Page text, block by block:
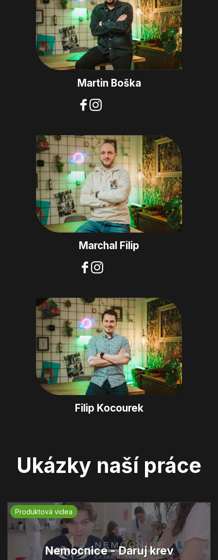
Martin Boška
Marchal Filip
Filip Kocourek
Ukázky naší práce
Produktová videa
Nemocnice - Daruj krev